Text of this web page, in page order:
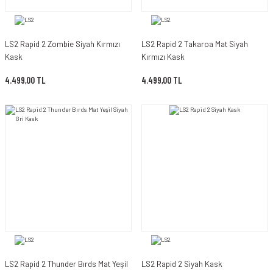
LS2 Rapid 2 Zombie Siyah Kırmızı
Kask
4.499,00 TL
LS2 Rapid 2 Takaroa Mat Siyah
Kırmızı Kask
4.499,00 TL
LS2 Rapid 2 Thunder Bırds Mat Yeşil
LS2 Rapid 2 Siyah Kask